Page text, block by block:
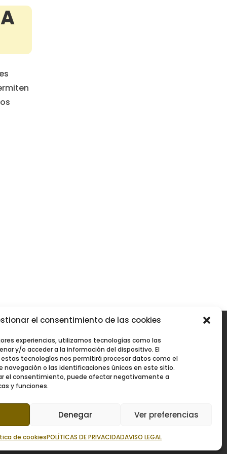
el consentimiento de las cookies
experiencias, utilizamos tecnologías como las
y/o acceder a la información del dispositivo. El
tecnologías nos permitirá procesar datos como el
o las identificaciones únicas en este sitio.
el consentimiento, puede afectar negativamente a
y funciones.
Denegar Ver preferencias
de cookiesPOLÍTICAS DE PRIVACIDADAVISO LEGAL
Conoce nuestra academia